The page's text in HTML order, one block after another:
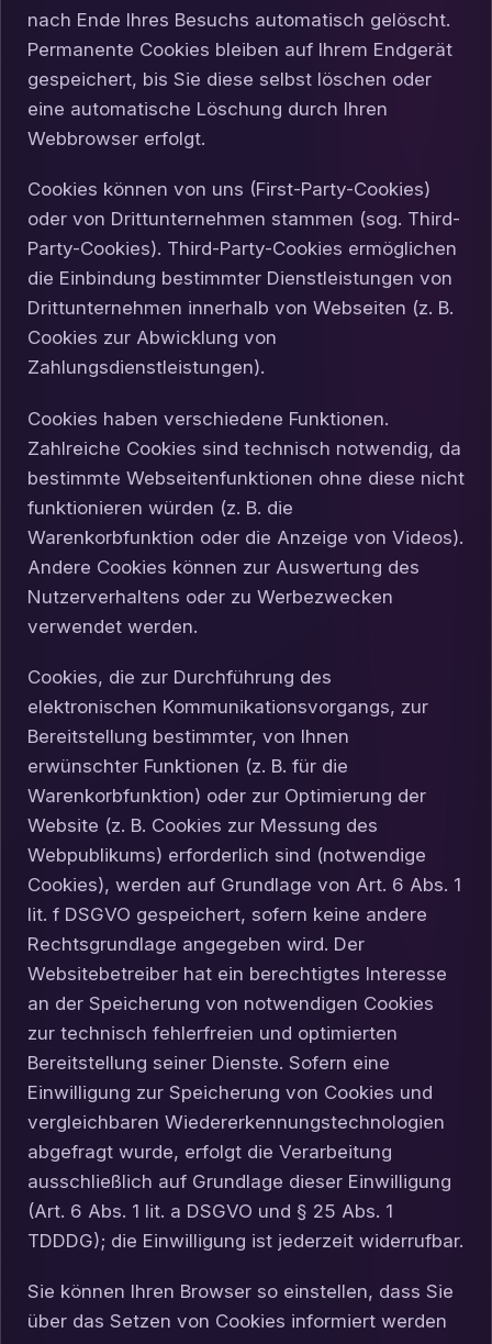
nach Ende Ihres Besuchs automatisch gelöscht.
Permanente Cookies bleiben auf Ihrem Endgerät
gespeichert, bis Sie diese selbst löschen oder
eine automatische Löschung durch Ihren
Webbrowser erfolgt.
Cookies können von uns (First-Party-Cookies)
oder von Drittunternehmen stammen (sog. Third-
Party-Cookies). Third-Party-Cookies ermöglichen
die Einbindung bestimmter Dienstleistungen von
Drittunternehmen innerhalb von Webseiten (z. B.
Cookies zur Abwicklung von
Zahlungsdienstleistungen).
Cookies haben verschiedene Funktionen.
Zahlreiche Cookies sind technisch notwendig, da
bestimmte Webseitenfunktionen ohne diese nicht
funktionieren würden (z. B. die
Warenkorbfunktion oder die Anzeige von Videos).
Andere Cookies können zur Auswertung des
Nutzerverhaltens oder zu Werbezwecken
verwendet werden.
Cookies, die zur Durchführung des
elektronischen Kommunikationsvorgangs, zur
Bereitstellung bestimmter, von Ihnen
erwünschter Funktionen (z. B. für die
Warenkorbfunktion) oder zur Optimierung der
Website (z. B. Cookies zur Messung des
Webpublikums) erforderlich sind (notwendige
Cookies), werden auf Grundlage von Art. 6 Abs. 1
lit. f DSGVO gespeichert, sofern keine andere
Rechtsgrundlage angegeben wird. Der
Websitebetreiber hat ein berechtigtes Interesse
an der Speicherung von notwendigen Cookies
zur technisch fehlerfreien und optimierten
Bereitstellung seiner Dienste. Sofern eine
Einwilligung zur Speicherung von Cookies und
vergleichbaren Wiedererkennungstechnologien
abgefragt wurde, erfolgt die Verarbeitung
ausschließlich auf Grundlage dieser Einwilligung
(Art. 6 Abs. 1 lit. a DSGVO und § 25 Abs. 1
TDDDG); die Einwilligung ist jederzeit widerrufbar.
Sie können Ihren Browser so einstellen, dass Sie
über das Setzen von Cookies informiert werden